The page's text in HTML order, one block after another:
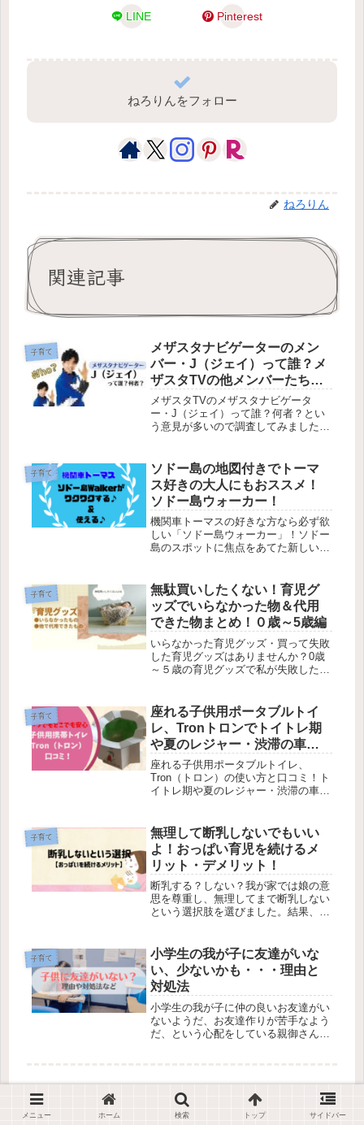
LINE Pinterest
ねろりんをフォロー
ねろりん
関連記事
子育て
メザスタナビゲーターのメン
バー・J（ジェイ）って誰？メ
ザスタTVの他メンバーたちも
何者？
メザスタTVのメザスタナビゲータ
ー・J（ジェイ）って誰？何者？とい
う意見が多いので調査してみましたら
子育て
ソドー島の地図付きでトーマ
ス好きの大人にもおススメ！
ソドー島ウォーカー！
機関車トーマスの好きな方なら必ず欲
しい「ソドー島ウォーカー」！ソドー
島のスポットに焦点をあてた新しいト
子育て
無駄買いしたくない！育児グ
ッズでいらなかった物＆代用
できた物まとめ！０歳～5歳編
いらなかった育児グッズ・買って失敗
した育児グッズはありませんか？0歳
～５歳の育児グッズで私が失敗したも
考になりますように。
子育て
座れる子供用ポータブルトイ
レ、Tronトロンでトイトレ期
や夏のレジャー・渋滞の車内
に安心感！使い方と口コミ
座れる子供用ポータブルトイレ、
Tron（トロン）の使い方と口コミ！ト
イトレ期や夏のレジャー・渋滞の車内
子育て
無理して断乳しないでもいい
よ！おっぱい育児を続けるメ
リット・デメリット！
断乳する？しない？我が家では娘の意
思を尊重し、無理してまで断乳しない
という選択肢を選びました。結果、メ
子育て
小学生の我が子に友達がいな
い、少ないかも・・・理由と
対処法
小学生の我が子に仲の良いお友達がい
ないようだ、お友達作りが苦手なよう
だ、という心配をしている親御さんは
【無印良品】髪・顔・全身に使える
メニュー ホーム 検索 トップ サイドバー